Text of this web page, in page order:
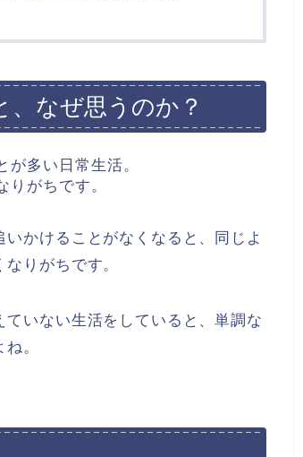
なぜ思うのか？
多い日常生活。
がちです。
かけることがなくなると、同じよ
りがちです。
いない生活をしていると、単調な
。